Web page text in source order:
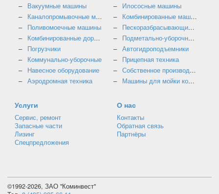
Вакуумные машины
Илососные машины
Каналопромывочные машины
Комбинированные машины
Поливомоечные машины
Пескоразбрасывающие машины
Комбинированные дорожные машины
Подметально-уборочные машины
Погрузчики
Автогидроподъемники
Коммунально-уборочные
Прицепная техника
Навесное оборудование
Собственное производство
Аэродромная техника
Машины для мойки контейнеров
Услуги
Сервис, ремонт
Запасные части
Лизинг
Спецпредложения
О нас
Контакты
Обратная связь
Партнёры
©1992-2026, ЗАО "Коминвест"